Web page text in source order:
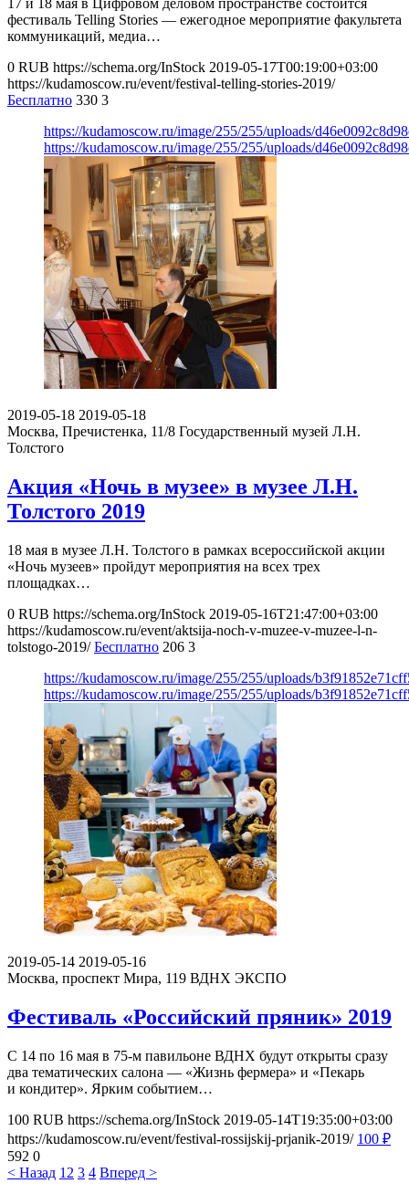
17 и 18 мая в Цифровом деловом пространстве состоится
фестиваль Telling Stories — ежегодное мероприятие факультета
коммуникаций, медиа…
0 RUB https://schema.org/InStock 2019-05-17T00:19:00+03:00
https://kudamoscow.ru/event/festival-telling-stories-2019/
Бесплатно 330 3
https://kudamoscow.ru/image/255/255/uploads/
https://kudamoscow.ru/image/255/255/uploads/
2019-05-18 2019-05-18
Москва, Пречистенка, 11/8 Государственный музей Л.Н.
Толстого
Акция «Ночь в музее» в музее Л.Н.
Толстого 2019
18 мая в музее Л.Н. Толстого в рамках всероссийской акции
«Ночь музеев» пройдут мероприятия на всех трех
площадках…
0 RUB https://schema.org/InStock 2019-05-16T21:47:00+03:00
https://kudamoscow.ru/event/aktsija-noch-v-muzee-v-muzee-l-n-
tolstogo-2019/ Бесплатно 206 3
https://kudamoscow.ru/image/255/255/uploads/
https://kudamoscow.ru/image/255/255/uploads/
2019-05-14 2019-05-16
Москва, проспект Мира, 119 ВДНХ ЭКСПО
Фестиваль «Российский пряник» 2019
С 14 по 16 мая в 75-м павильоне ВДНХ будут открыты сразу
два тематических салона — «Жизнь фермера» и «Пекарь
и кондитер». Ярким событием…
100 RUB https://schema.org/InStock 2019-05-14T19:35:00+03:00
https://kudamoscow.ru/event/festival-rossijskij-prjanik-2019/ 100 ₽
592 0
< Назад 1 2 3 4 Вперед >